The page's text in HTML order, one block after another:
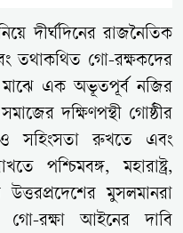
দীর্ঘদিনের রাজনৈতিক
তথাকথিত গো-রক্ষকদের
মাঝে এক অভূতপূর্ব নজির
দক্ষিণপন্থী গোষ্ঠীর
ও সহিংসতা রুখতে এবং
পশ্চিমবঙ্গ, মহারাষ্ট্র,
মুসলমানরা
গো-রক্ষা আইনের দাবি